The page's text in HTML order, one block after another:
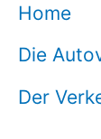
Home
Die
Der